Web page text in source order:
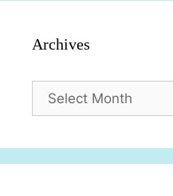
Archives
Archives